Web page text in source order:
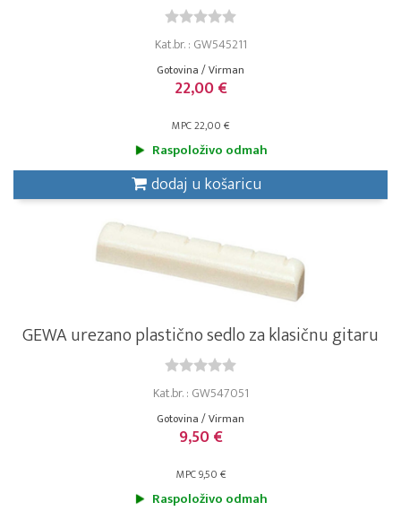
Kat.br. : GW545211
Gotovina / Virman
22,00 €
MPC 22,00 €
Raspoloživo odmah
dodaj u košaricu
GEWA urezano plastično sedlo za klasičnu gitaru
Kat.br. : GW547051
Gotovina / Virman
9,50 €
MPC 9,50 €
Raspoloživo odmah